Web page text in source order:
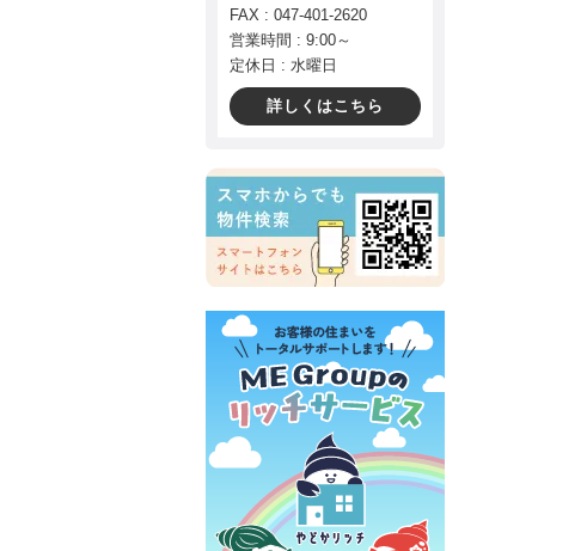
FAX : 047-401-2620
営業時間 : 9:00～
定休日 : 水曜日
詳しくはこちら